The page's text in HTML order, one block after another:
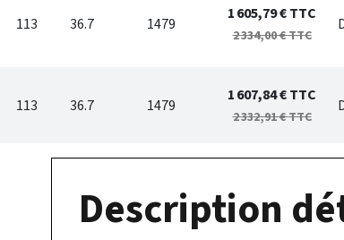
113 36.7 1479
1 605,79 €TTC
2 334,00 €TTC
113 36.7 1479
1 607,84 €TTC
2 332,91 €TTC
Description